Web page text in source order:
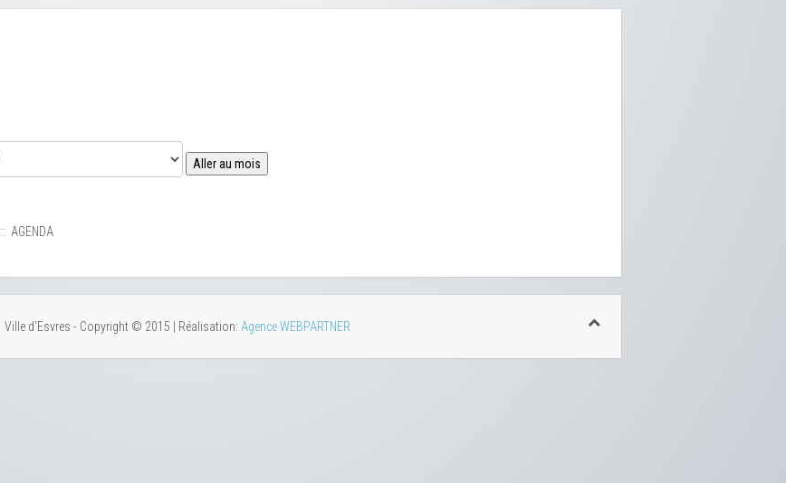
Aller au mois
:: AGENDA
Ville d'Esvres - Copyright © 2015 | Réalisation: Agence WEBPARTNER